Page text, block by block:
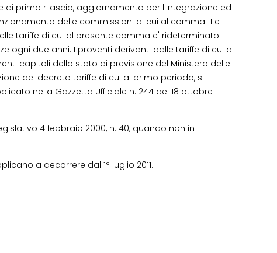
primo rilascio, aggiornamento per l'integrazione ed
delle commissioni di cui al comma 11 e
tariffe di cui al presente comma e' rideterminato
ogni due anni. I proventi derivanti dalle tariffe di cui al
capitoli dello stato di previsione del Ministero delle
del decreto tariffe di cui al primo periodo, si
nella Gazzetta Ufficiale n. 244 del 18 ottobre
4 febbraio 2000, n. 40, quando non in
a decorrere dal 1° luglio 2011.